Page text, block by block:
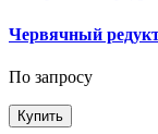
Червячный
По запросу
Купить